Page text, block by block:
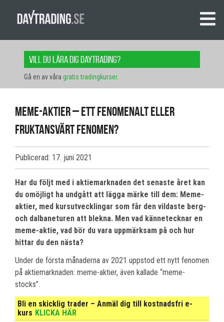
Vill du lära dig daytrading?
Gå en av våra gratis tradingkurser.
Meme-aktier – Ett fenomenalt eller
fruktansvärt fenomen?
Publicerad: 17. juni 2021
Har du följt med i aktiemarknaden det senaste året kan
du omöjligt ha undgått att lägga märke till dem: Meme-
aktier, med kursutvecklingar som får den vildaste berg-
och dalbaneturen att blekna. Men vad kännetecknar en
meme-aktie, vad bör du vara uppmärksam på och hur
hittar du den nästa?
Under de första månaderna av 2021 uppstod ett nytt fenomen
på aktiemarknaden: meme-aktier, även kallade “meme-
stocks”.
Bli en skicklig trader – Anmäl dig till kostnadsfri e-
kurs KLICKA HÄR